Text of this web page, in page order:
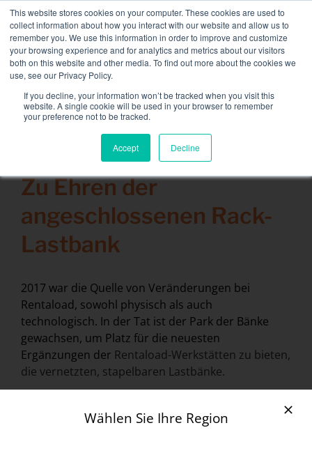
This website stores cookies on your computer. These cookies are used to
collect information about how you interact with our website and allow us to
remember you. We use this information in order to improve and customize
your browsing experience and for analytics and metrics about our visitors
both on this website and other media. To find out more about the cookies we
use, see our Privacy Policy.
If you decline, your information won’t be tracked when you visit this
website. A single cookie will be used in your browser to remember
your preference not to be tracked.
Accept Decline
content
NEUE FLOTTE: 3,5 MW / MVA-Ladebänke verfügbar,
weitere Informationen finden Sie hier.
KONTAKT
Toggle
Dienstleistungen
Sektoren und Lösungen
Das Unternehmen
Ressourcen
Kontakt
Search
for:
Zu Ehren der
angeschlossenen Rack-
Lastbank
2017 war die Quelle von Veränderungen bei
Rentaload, sowohl physisch als auch
technologisch. In der Tat ist der Park der Bänke
gewachsen, um Platz für die neuesten
Ergänzungen der Rentaload-Werkstätten zu bieten,
die vernetzten, stapelbaren Lastbänke.
Diese Bänke haben die Besonderheit, dass sie nicht
in die Computerschächte eingesetzt
werden,
sondern auch über RJ45-Kabel (Ethernet)
Wählen Sie Ihre Region